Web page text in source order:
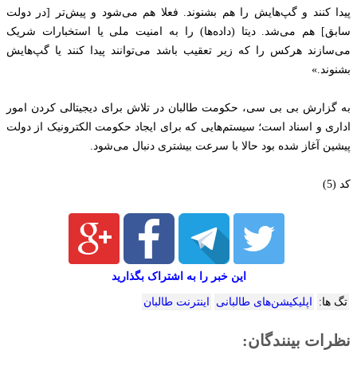
پیدا کنند و‌ گپ‌هایش را هم بشنوند. فعلا هم می‌شود و پیش‌تر [در دولت
سابق] هم می‌شد. دیتا (داده‌ها) را به امنیت ملی یا استخبارات شریک
می‌سازند هرکس را که زیر تعقیب باشد می‌توانند پیدا کنند یا گپ‌هایش
بشنوند.»
به گزارش بی بی سی، حکومت طالبان در تلاش برای دیجیتالی کردن امور
اداری و اسناد است؛ سیستم‌هایی که برای ایجاد حکومت الکترونیک از دولت
پیشین آغاز شده بود حالا با سرعت بیشتری دنبال می‌شود.
کد (5)
این خبر را به اشتراک بگذارید
تگ ها: اپلیکیشن‌های طالبانی اینترنت طالبان
نظرات بینندگان: